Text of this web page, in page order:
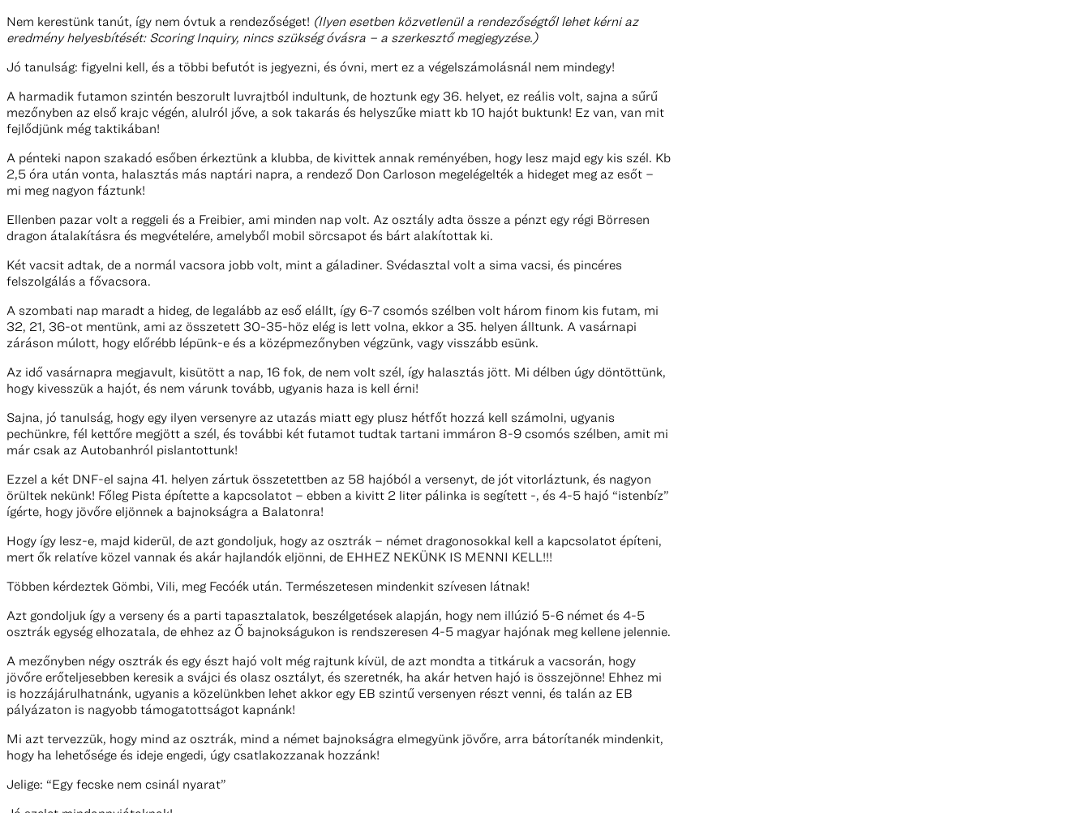
Nem kerestünk tanút, így nem óvtuk a rendezőséget! (Ilyen esetben közvetlenül a rendezőségtől lehet kérni az
eredmény helyesbítését: Scoring Inquiry, nincs szükség óvásra – a szerkesztő megjegyzése.)
Jó tanulság: figyelni kell, és a többi befutót is jegyezni, és óvni, mert ez a végelszámolásnál nem mindegy!
A harmadik futamon szintén beszorult luvrajtból indultunk, de hoztunk egy 36. helyet, ez reális volt, sajna a sűrű
mezőnyben az első krajc végén, alulról jőve, a sok takarás és helyszűke miatt kb 10 hajót buktunk! Ez van, van mit
fejlődjünk még taktikában!
A pénteki napon szakadó esőben érkeztünk a klubba, de kivittek annak reményében, hogy lesz majd egy kis szél. Kb
2,5 óra után vonta, halasztás más naptári napra, a rendező Don Carloson megelégelték a hideget meg az esőt –
mi meg nagyon fáztunk!
Ellenben pazar volt a reggeli és a Freibier, ami minden nap volt. Az osztály adta össze a pénzt egy régi Börresen
dragon átalakításra és megvételére, amelyből mobil sörcsapot és bárt alakítottak ki.
Két vacsit adtak, de a normál vacsora jobb volt, mint a gáladiner. Svédasztal volt a sima vacsi, és pincéres
felszolgálás a fővacsora.
A szombati nap maradt a hideg, de legalább az eső elállt, így 6-7 csomós szélben volt három finom kis futam, mi
32, 21, 36-ot mentünk, ami az összetett 30-35-höz elég is lett volna, ekkor a 35. helyen álltunk. A vasárnapi
záráson múlott, hogy előrébb lépünk-e és a középmezőnyben végzünk, vagy visszább esünk.
Az idő vasárnapra megjavult, kisütött a nap, 16 fok, de nem volt szél, így halasztás jött. Mi délben úgy döntöttünk,
hogy kivesszük a hajót, és nem várunk tovább, ugyanis haza is kell érni!
Sajna, jó tanulság, hogy egy ilyen versenyre az utazás miatt egy plusz hétfőt hozzá kell számolni, ugyanis
pechünkre, fél kettőre megjött a szél, és további két futamot tudtak tartani immáron 8-9 csomós szélben, amit mi
már csak az Autobanhról pislantottunk!
Ezzel a két DNF-el sajna 41. helyen zártuk összetettben az 58 hajóból a versenyt, de jót vitorláztunk, és nagyon
örültek nekünk! Főleg Pista építette a kapcsolatot – ebben a kivitt 2 liter pálinka is segített -, és 4-5 hajó “istenbíz”
ígérte, hogy jövőre eljönnek a bajnokságra a Balatonra!
Hogy így lesz-e, majd kiderül, de azt gondoljuk, hogy az osztrák – német dragonosokkal kell a kapcsolatot építeni,
mert ők relatíve közel vannak és akár hajlandók eljönni, de EHHEZ NEKÜNK IS MENNI KELL!!!
Többen kérdeztek Gömbi, Vili, meg Fecóék után. Természetesen mindenkit szívesen látnak!
Azt gondoljuk így a verseny és a parti tapasztalatok, beszélgetések alapján, hogy nem illúzió 5-6 német és 4-5
osztrák egység elhozatala, de ehhez az Ő bajnokságukon is rendszeresen 4-5 magyar hajónak meg kellene jelennie.
A mezőnyben négy osztrák és egy észt hajó volt még rajtunk kívül, de azt mondta a titkáruk a vacsorán, hogy
jövőre erőteljesebben keresik a svájci és olasz osztályt, és szeretnék, ha akár hetven hajó is összejönne! Ehhez mi
is hozzájárulhatnánk, ugyanis a közelünkben lehet akkor egy EB szintű versenyen részt venni, és talán az EB
pályázaton is nagyobb támogatottságot kapnánk!
Mi azt tervezzük, hogy mind az osztrák, mind a német bajnokságra elmegyünk jövőre, arra bátorítanék mindenkit,
hogy ha lehetősége és ideje engedi, úgy csatlakozzanak hozzánk!
Jelige: “Egy fecske nem csinál nyarat”